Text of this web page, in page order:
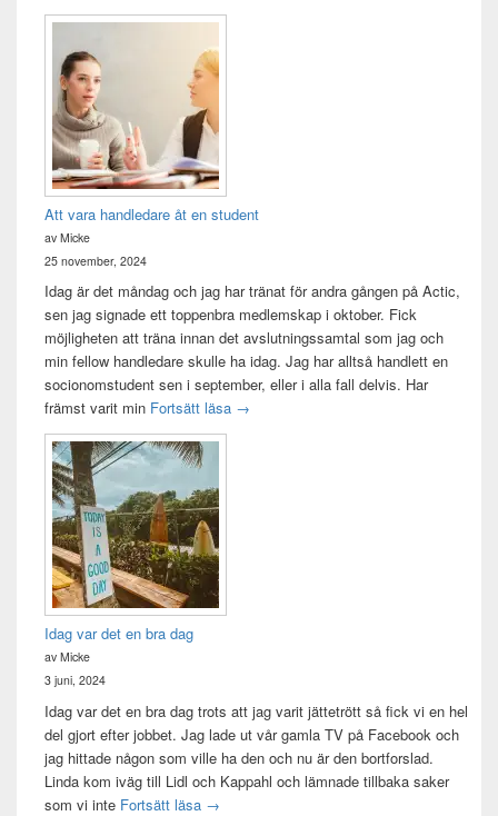
Att vara handledare åt en student
av Micke
25 november, 2024
Idag är det måndag och jag har tränat för andra gången på Actic,
sen jag signade ett toppenbra medlemskap i oktober. Fick
möjligheten att träna innan det avslutningssamtal som jag och
min fellow handledare skulle ha idag. Jag har alltså handlett en
socionomstudent sen i september, eller i alla fall delvis. Har
främst varit min Fortsätt läsa Att vara handledare åt en student
→
Idag var det en bra dag
av Micke
3 juni, 2024
Idag var det en bra dag trots att jag varit jättetrött så fick vi en hel
del gjort efter jobbet. Jag lade ut vår gamla TV på Facebook och
jag hittade någon som ville ha den och nu är den bortforslad.
Linda kom iväg till Lidl och Kappahl och lämnade tillbaka saker
som vi inte Fortsätt läsa Idag var det en bra dag
→